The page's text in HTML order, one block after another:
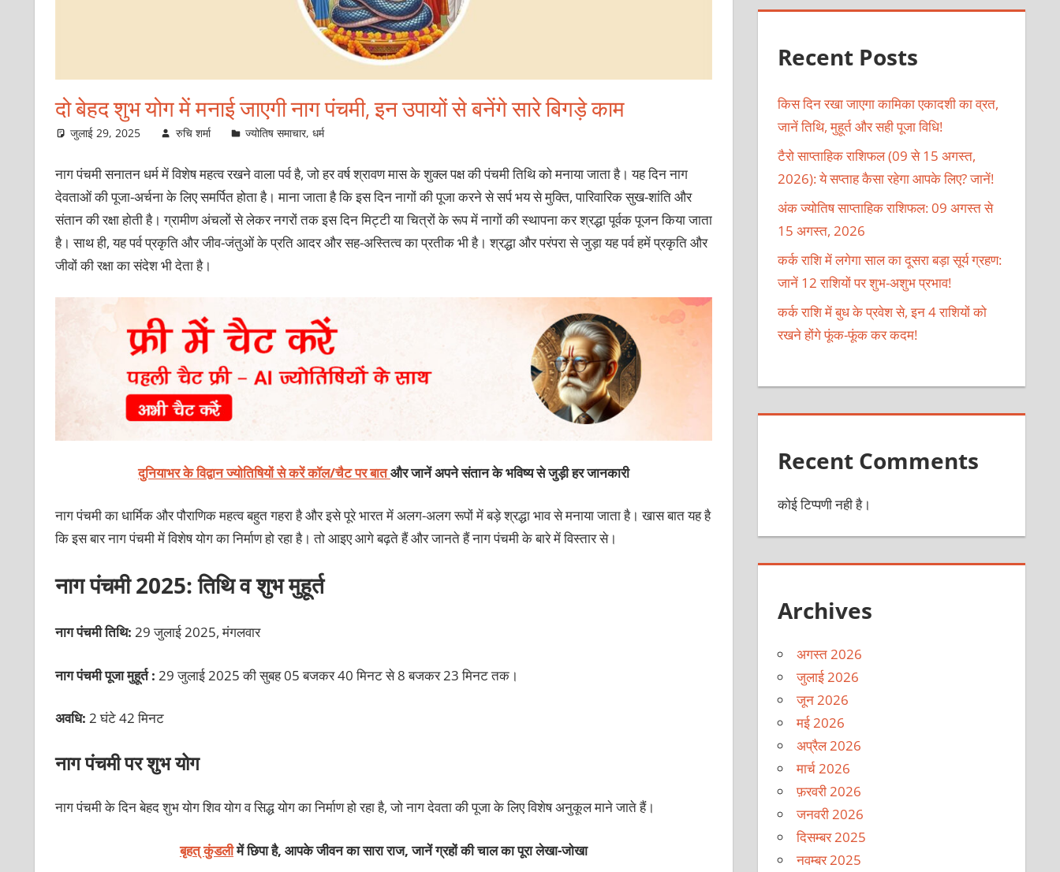
दो बेहद शुभ योग में मनाई जाएगी नाग पंचमी, इन उपायों से बनेंगे सारे बिगड़े काम
जुलाई 29, 2025 रुचि शर्मा ज्योतिष समाचार,धर्म
नाग पंचमी सनातन धर्म में विशेष महत्व रखने वाला पर्व है, जो हर वर्ष श्रावण मास के शुक्ल पक्ष की पंचमी तिथि को मनाया जाता है। यह दिन नाग
देवताओं की पूजा-अर्चना के लिए समर्पित होता है। माना जाता है कि इस दिन नागों की पूजा करने से सर्प भय से मुक्ति, पारिवारिक सुख-शांति और
संतान की रक्षा होती है। ग्रामीण अंचलों से लेकर नगरों तक इस दिन मिट्टी या चित्रों के रूप में नागों की स्थापना कर श्रद्धा पूर्वक पूजन किया जाता
है। साथ ही, यह पर्व प्रकृति और जीव-जंतुओं के प्रति आदर और सह-अस्तित्व का प्रतीक भी है। श्रद्धा और परंपरा से जुड़ा यह पर्व हमें प्रकृति और
जीवों की रक्षा का संदेश भी देता है।
दुनियाभर के विद्वान ज्योतिषियों से करें कॉल/चैट पर बातऔर जानें अपने संतान के भविष्य से जुड़ी हर जानकारी
नाग पंचमी का धार्मिक और पौराणिक महत्व बहुत गहरा है और इसे पूरे भारत में अलग-अलग रूपों में बड़े श्रद्धा भाव से मनाया जाता है। खास बात यह है
कि इस बार नाग पंचमी में विशेष योग का निर्माण हो रहा है। तो आइए आगे बढ़ते हैं और जानते हैं नाग पंचमी के बारे में विस्तार से।
नाग पंचमी 2025: तिथि व शुभ मुहूर्त
नाग पंचमी तिथि: 29 जुलाई 2025, मंगलवार
नाग पंचमी पूजा मुहूर्त : 29 जुलाई 2025 की सुबह 05 बजकर 40 मिनट से 8 बजकर 23 मिनट तक।
अवधि: 2 घंटे 42 मिनट
नाग पंचमी पर शुभ योग
नाग पंचमी के दिन बेहद शुभ योग शिव योग व सिद्ध योग का निर्माण हो रहा है, जो नाग देवता की पूजा के लिए विशेष अनुकूल माने जाते हैं।
बृहत् कुंडलीमें छिपा है, आपके जीवन का सारा राज, जानें ग्रहों की चाल का पूरा लेखा-जोखा
Recent Posts
किस दिन रखा जाएगा कामिका एकादशी का व्रत,
जानें तिथि, मुहूर्त और सही पूजा विधि!
टैरो साप्ताहिक राशिफल (09 से 15 अगस्त,
2026): ये सप्ताह कैसा रहेगा आपके लिए? जानें!
अंक ज्योतिष साप्ताहिक राशिफल: 09 अगस्त से
15 अगस्त, 2026
कर्क राशि में लगेगा साल का दूसरा बड़ा सूर्य ग्रहण:
जानें 12 राशियों पर शुभ-अशुभ प्रभाव!
कर्क राशि में बुध के प्रवेश से, इन 4 राशियों को
रखने होंगे फूंक-फूंक कर कदम!
Recent Comments
कोई टिप्पणी नही है।
Archives
अगस्त 2026
जुलाई 2026
जून 2026
मई 2026
अप्रैल 2026
मार्च 2026
फ़रवरी 2026
जनवरी 2026
दिसम्बर 2025
नवम्बर 2025